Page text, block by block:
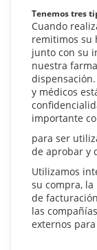
Tenemos tres
Cuando
remitimos su
junto con su
nuestra
y médicos
importante
para ser
de aprobar y
Utilizamos
su compra,
de
las
externos